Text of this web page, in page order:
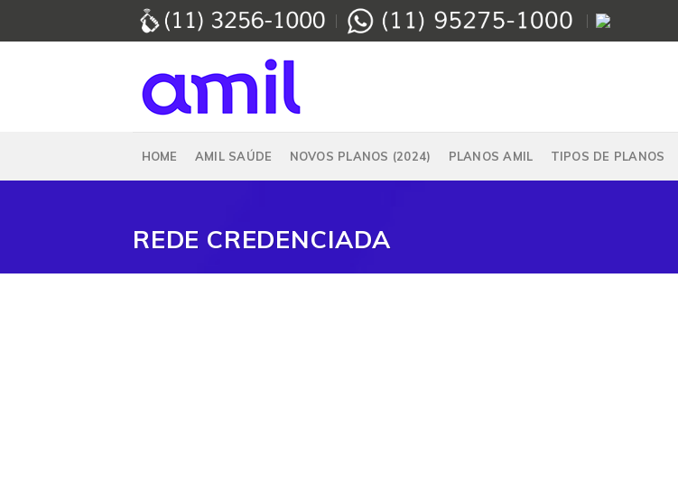
HOME AMIL SAÚDE NOVOS PLANOS (2024) PLANOS AMIL TIPOS DE PLANOS
REDE CREDENCIADA